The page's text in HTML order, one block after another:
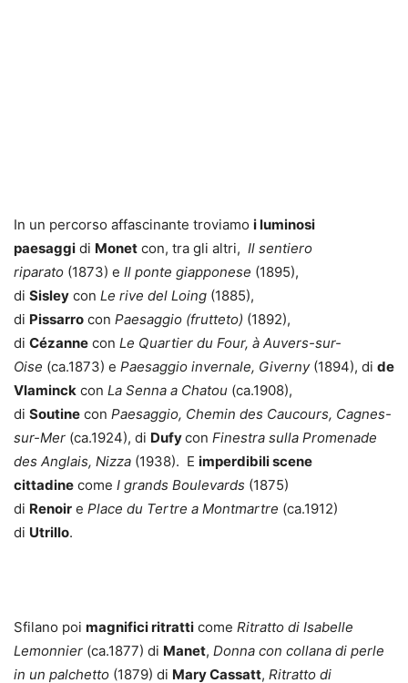
In un percorso affascinante troviamo i luminosi
paesaggi di Monet con, tra gli altri, Il sentiero
riparato (1873) e Il ponte giapponese (1895),
di Sisley con Le rive del Loing (1885),
di Pissarro con Paesaggio (frutteto) (1892),
di Cézanne con Le Quartier du Four, à Auvers-sur-
Oise (ca.1873) e Paesaggio invernale, Giverny(1894), di de
Vlaminck con La Senna a Chatou (ca.1908),
di Soutine con Paesaggio, Chemin des Caucours, Cagnes-
sur-Mer (ca.1924), di Dufycon Finestra sulla Promenade
des Anglais, Nizza (1938). E imperdibili scene
cittadine come I grands Boulevards (1875)
di Renoir e Place du Tertre a Montmartre (ca.1912)
di Utrillo.
Sfilano poi magnifici ritratti come Ritratto di Isabelle
Lemonnier (ca.1877) di Manet, Donna con collana di perle
in un palchetto (1879) di Mary Cassatt, Ritratto di